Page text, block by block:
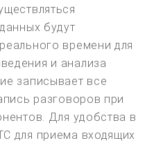
будут
времени для
и анализа
записывает все
разговоров при
Для удобства в
для приема входящих